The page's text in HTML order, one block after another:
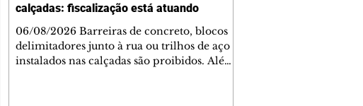
calçadas: fiscalização está atuando
06/08/2026 Barreiras de concreto, blocos
delimitadores junto à rua ou trilhos de aço
instalados nas calçadas são proibidos. Além